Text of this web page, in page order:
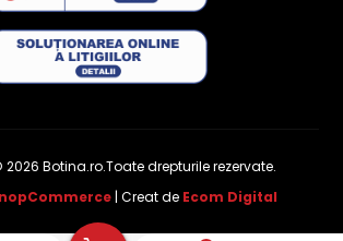
Botina.ro.Toate drepturile rezervate.
nopCommerce | Creat de Ecom Digital